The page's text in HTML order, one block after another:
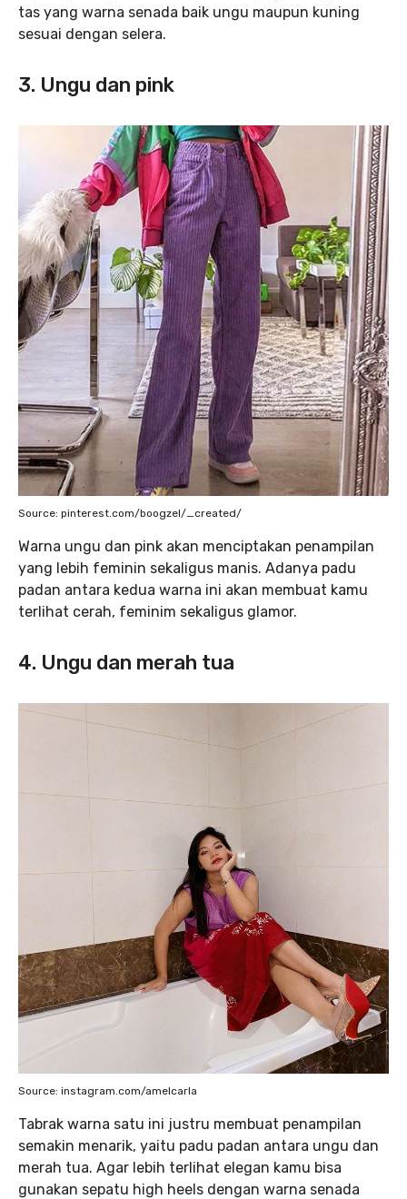
tas yang warna senada baik ungu maupun kuning
sesuai dengan selera.
3. Ungu dan pink
Source: pinterest.com/boogzel/_created/
Warna ungu dan pink akan menciptakan penampilan
yang lebih feminin sekaligus manis. Adanya padu
padan antara kedua warna ini akan membuat kamu
terlihat cerah, feminim sekaligus glamor.
4. Ungu dan merah tua
Source: instagram.com/amelcarla
Tabrak warna satu ini justru membuat penampilan
semakin menarik, yaitu padu padan antara ungu dan
merah tua. Agar lebih terlihat elegan kamu bisa
gunakan sepatu high heels dengan warna senada